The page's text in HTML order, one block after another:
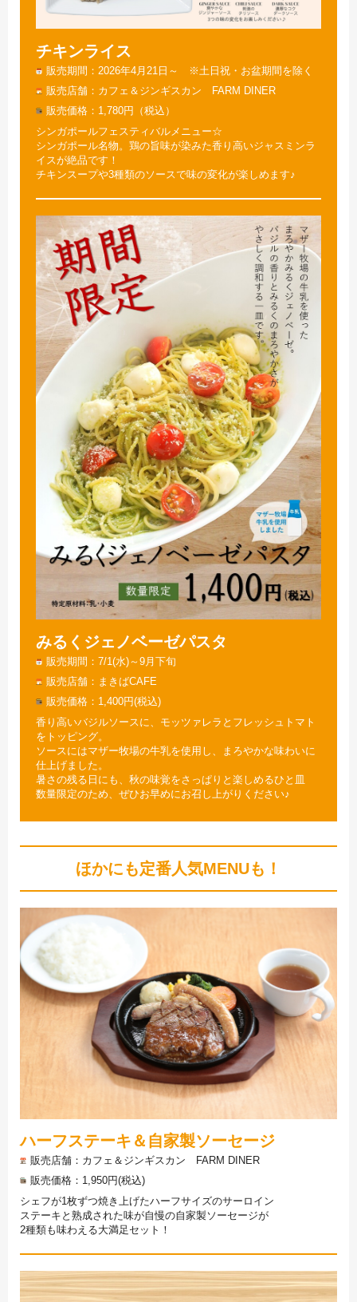
チキンライス
販売期間
2026年4月21日～ ※土日祝・お盆期間を除く
販売店舗
カフェ＆ジンギスカン FARM DINER
販売価格
1,780円（税込）
シンガポールフェスティバルメニュー☆
シンガポール名物。鶏の旨味が染みた香り高いジャスミンラ
イスが絶品です！
チキンスープや3種類のソースで味の変化が楽しめます♪
みるくジェノベーゼパスタ
販売期間
7/1(水)～9月下旬
販売店舗
まきばCAFE
販売価格
1,400円(税込)
香り高いバジルソースに、モッツァレラとフレッシュトマト
をトッピング。
ソースにはマザー牧場の牛乳を使用し、まろやかな味わいに
仕上げました。
暑さの残る日にも、秋の味覚をさっぱりと楽しめるひと皿
数量限定のため、ぜひお早めにお召し上がりください♪
ほかにも定番人気MENUも！
ハーフステーキ＆自家製ソーセージ
販売店舗
カフェ＆ジンギスカン FARM DINER
販売価格
1,950円(税込)
シェフが1枚ずつ焼き上げたハーフサイズのサーロイン
ステーキと熟成された味が自慢の自家製ソーセージが
2種類も味わえる大満足セット！